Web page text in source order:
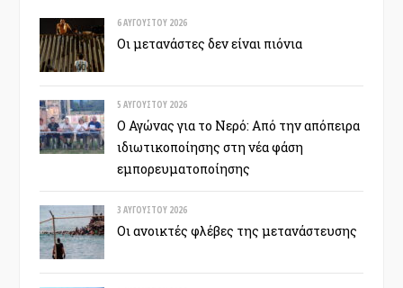
6 ΑΥΓΟΎΣΤΟΥ 2026
Οι μετανάστες δεν είναι πιόνια
5 ΑΥΓΟΎΣΤΟΥ 2026
Ο Αγώνας για το Νερό: Από την απόπειρα
ιδιωτικοποίησης στη νέα φάση
εμπορευματοποίησης
3 ΑΥΓΟΎΣΤΟΥ 2026
Οι ανοικτές φλέβες της μετανάστευσης